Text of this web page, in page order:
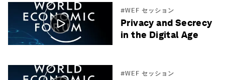
#WEF セッション
Privacy and Secrecy
in the Digital Age
#WEF セッション